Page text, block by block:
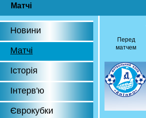
Матчі
Новини
Матчі
Історія
Інтерв'ю
Єврокубки
Перед
матчем